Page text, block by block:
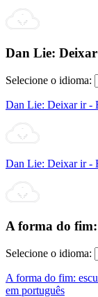
Dan Lie:
Selecione o idioma:
Dan Lie: Deixar ir -
Dan Lie: Deixar ir -
A forma do fim:
Selecione o idioma:
A forma do fim:
em português